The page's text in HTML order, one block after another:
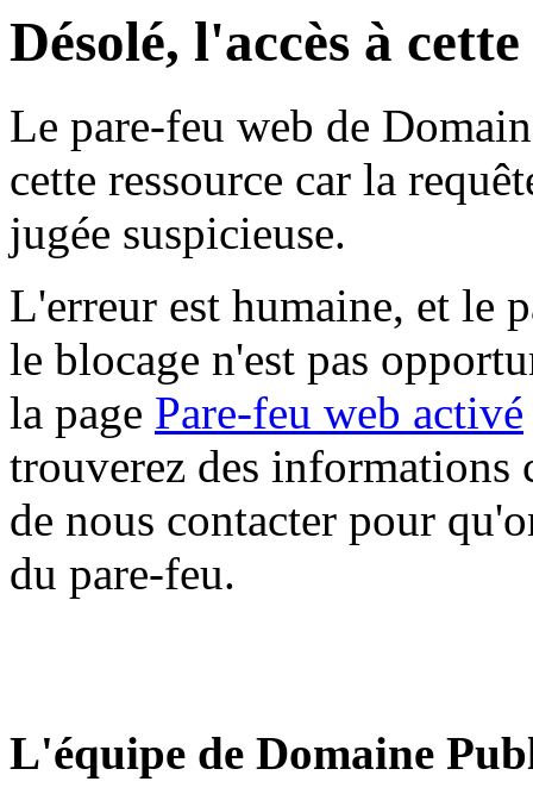
Désolé, l'accès à
Le pare-feu web de
cette ressource car la
jugée suspicieuse.
L'erreur est humaine, et le
le blocage n'est pas
la page Pare-feu web activé
trouverez des informations
de nous contacter pour
du pare-feu.
L'équipe de Domaine